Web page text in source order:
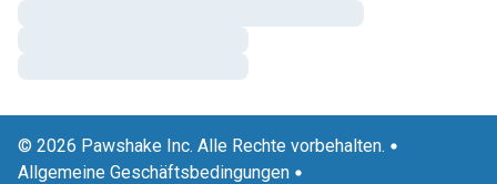
© 2026 Pawshake Inc. Alle Rechte vorbehalten.
Allgemeine Geschäftsbedingungen